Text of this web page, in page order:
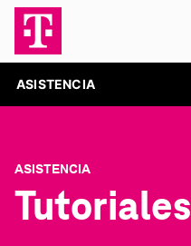
ASISTENCIA
ASISTENCIA
Tutoriales